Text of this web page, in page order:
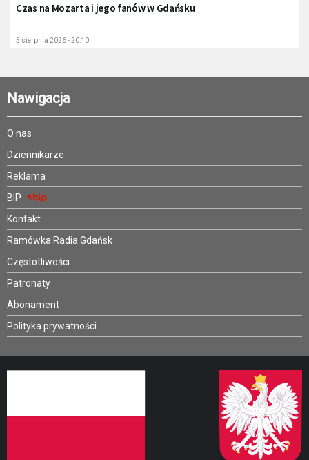
Czas na Mozarta i jego fanów w Gdańsku
5 sierpnia 2026 - 20:10
Nawigacja
O nas
Dziennikarze
Reklama
BIP
Kontakt
Ramówka Radia Gdańsk
Częstotliwości
Patronaty
Abonament
Polityka prywatności